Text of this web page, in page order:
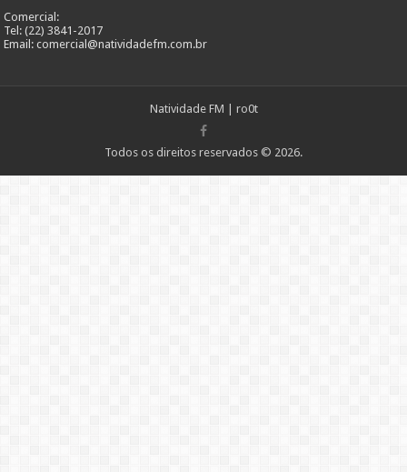
Comercial:
Tel: (22) 3841-2017
Email: comercial@natividadefm.com.br
Natividade FM ro0t
Todos os direitos reservados © 2026.